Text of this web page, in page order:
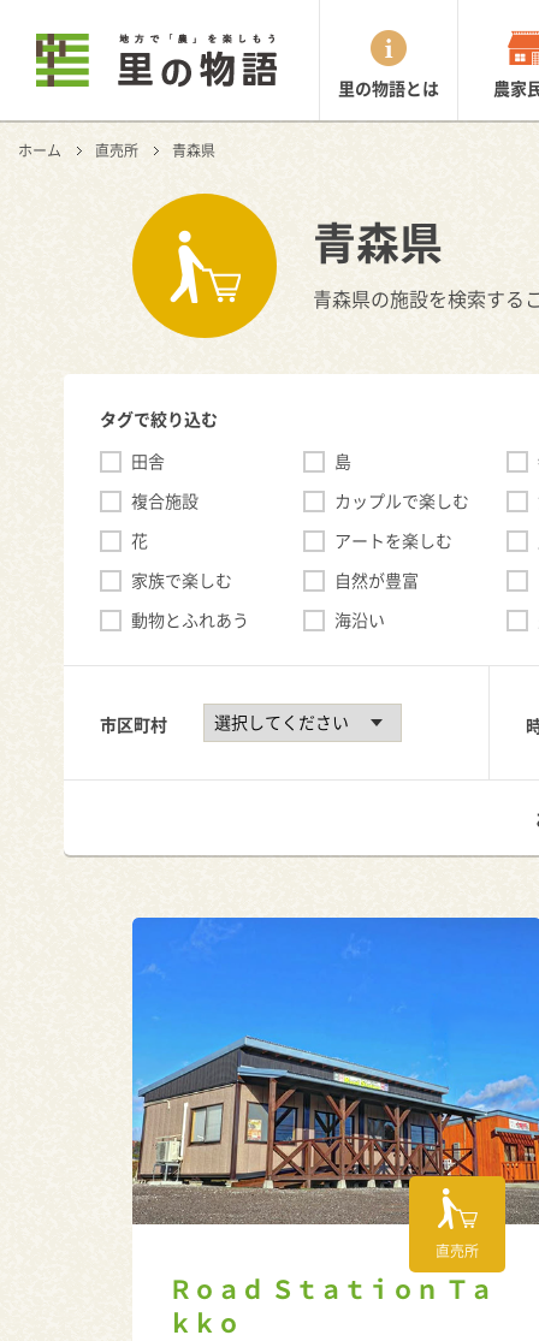
里の物語とは 農家
ホーム 直売所 青森県
青森県
青森県の施設を検索する
タグで絞り込む
田舎
島
複合施設
カップルで楽しむ
花
アートを楽しむ
家族で楽しむ
自然が豊富
動物とふれあう
海沿い
市区町村
直売所
Ｒｏａｄ Ｓｔａｔｉｏｎ Ｔａ
ｋｋｏ